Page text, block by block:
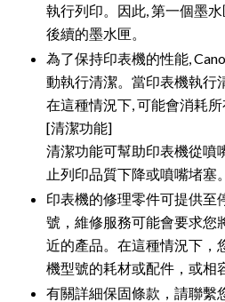
執行列印。因此, 第一個墨
後續的墨水匣。
為了保持印表機的性能,
動執行清潔。當印表機執行
在這種情況下, 可能會消耗所
[清潔功能]
清潔功能可幫助印表機從噴
止列印品質下降或噴嘴堵塞。
印表機的修理零件可提供至
號，維修服務可能會要求您
近的產品。在這種情況下，
機型號的耗材或配件，或相
有關詳細保固條款，請聯繫